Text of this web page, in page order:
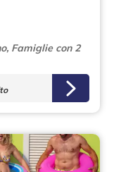
Famiglie con 2